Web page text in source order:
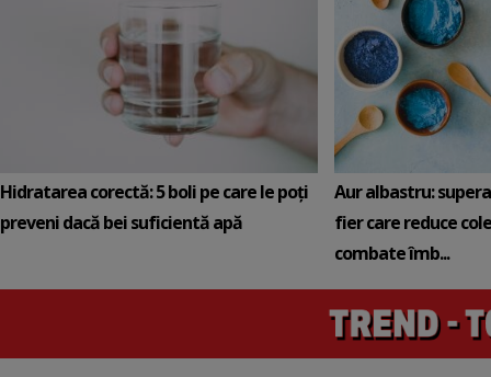
Hidratarea corectă: 5 boli pe care le poți
preveni dacă bei suficientă apă
Aur albastru:
fier care reduce
combate îmb...